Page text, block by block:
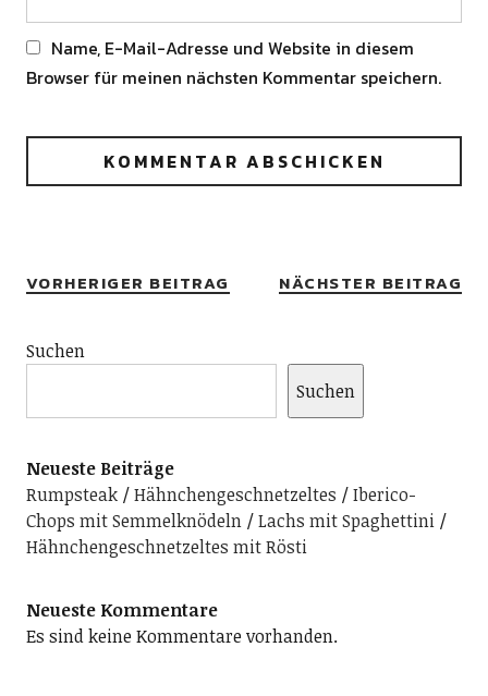
Name, E-Mail-Adresse und Website in diesem
Browser für meinen nächsten Kommentar speichern.
VORHERIGER BEITRAG NÄCHSTER BEITRAG
Suchen
Suchen
Neueste Beiträge
Rumpsteak
Hähnchengeschnetzeltes
Iberico-
Chops mit Semmelknödeln
Lachs mit Spaghettini
Hähnchengeschnetzeltes mit Rösti
Neueste Kommentare
Es sind keine Kommentare vorhanden.